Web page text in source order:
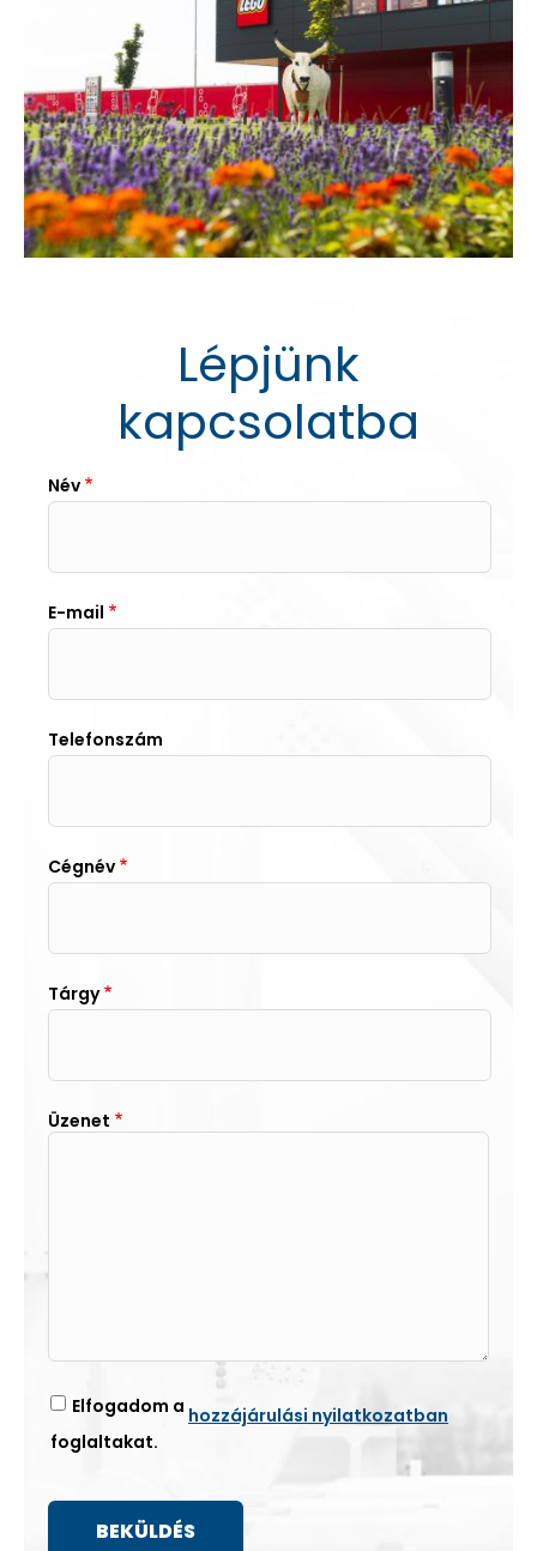
Lépjünk
kapcsolatba
Név
E-mail
Telefonszám
Cégnév
Tárgy
Üzenet
Elfogadom a hozzájárulási nyilatkozatban
foglaltakat.